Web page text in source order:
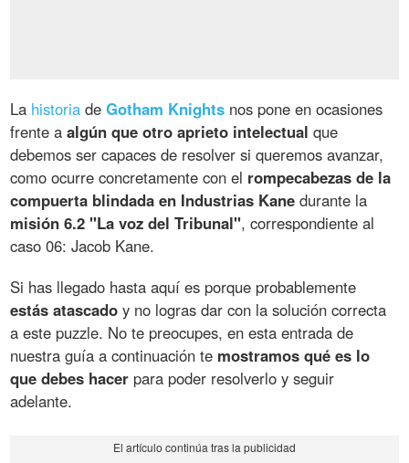
La historia deGotham Knights nos pone en ocasiones
frente aalgún que otro aprieto intelectual que
debemos ser capaces de resolver si queremos avanzar,
como ocurre concretamente con el rompecabezas de la
compuerta blindada en Industrias Kane durante la
misión 6.2 "La voz del Tribunal", correspondiente al
caso 06: Jacob Kane.
Si has llegado hasta aquí es porque probablemente
estás atascado y no logras dar con la solución correcta
a este puzzle. No te preocupes, en esta entrada de
nuestra guía a continuación te mostramos qué es lo
que debes hacer para poder resolverlo y seguir
adelante.